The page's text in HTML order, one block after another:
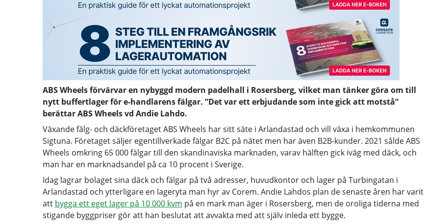
ABS Wheels förvärvar en nybyggd modern padelhall i Rosersberg, vilket man tänker göra om till
nytt buffertlager för e-handlarens fälgar. ”Det var ett erbjudande som inte gick att motstå”
berättar ABS Wheels vd Andie Lahdo.
Växande fälg- och däckföretaget ABS Wheels har sitt säte i Arlandastad och vill växa i hemkommunen
Sigtuna. Företaget säljer egentillverkade fälgar B2C på nätet men har även B2B-kunder. 2021 sålde ABS
Wheels omkring 65 000 fälgar till den skandinaviska marknaden, varav hälften gick iväg med däck, och
man har en marknadsandel på ca 10 procent i Sverige.
Idag lagrar bolaget sina däck och fälgar på två adresser, huvudkontor och lager på Turbingatan i
Arlandastad och ytterligare en lageryta man hyr av Corem. Andie Lahdos plan de senaste åren har varit
att bygga ett eget lager på 10 000 kvm på en mark man äger i Rosersberg, men de oroliga tiderna med
stigande byggpriser gör att han beslutat att avvakta med att själv inleda ett bygge.